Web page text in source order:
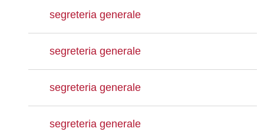
segreteria generale
segreteria generale
segreteria generale
segreteria generale